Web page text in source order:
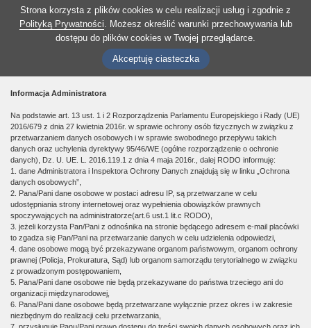
Strona korzysta z plików cookies w celu realizacji usług i zgodnie z
Polityką Prywatności. Możesz określić warunki przechowywania lub
dostępu do plików cookies w Twojej przeglądarce.
Akceptuję ciasteczka
Informacja Administratora
Na podstawie art. 13 ust. 1 i 2 Rozporządzenia Parlamentu Europejskiego i Rady (UE)
2016/679 z dnia 27 kwietnia 2016r. w sprawie ochrony osób fizycznych w związku z
przetwarzaniem danych osobowych i w sprawie swobodnego przepływu takich
danych oraz uchylenia dyrektywy 95/46/WE (ogólne rozporządzenie o ochronie
danych), Dz. U. UE. L. 2016.119.1 z dnia 4 maja 2016r., dalej RODO informuję:
1. dane Administratora i Inspektora Ochrony Danych znajdują się w linku „Ochrona
danych osobowych”,
2. Pana/Pani dane osobowe w postaci adresu IP, są przetwarzane w celu
udostępniania strony internetowej oraz wypełnienia obowiązków prawnych
spoczywających na administratorze(art.6 ust.1 lit.c RODO),
3. jeżeli korzysta Pan/Pani z odnośnika na stronie będącego adresem e-mail placówki
to zgadza się Pan/Pani na przetwarzanie danych w celu udzielenia odpowiedzi,
4. dane osobowe mogą być przekazywane organom państwowym, organom ochrony
prawnej (Policja, Prokuratura, Sąd) lub organom samorządu terytorialnego w związku
z prowadzonym postępowaniem,
5. Pana/Pani dane osobowe nie będą przekazywane do państwa trzeciego ani do
organizacji międzynarodowej,
6. Pana/Pani dane osobowe będą przetwarzane wyłącznie przez okres i w zakresie
niezbędnym do realizacji celu przetwarzania,